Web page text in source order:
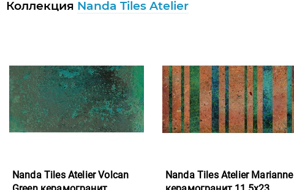
Коллекция Nanda Tiles Atelier
Nanda Tiles Atelier Volcan
Nanda Tiles Atelier Marianne